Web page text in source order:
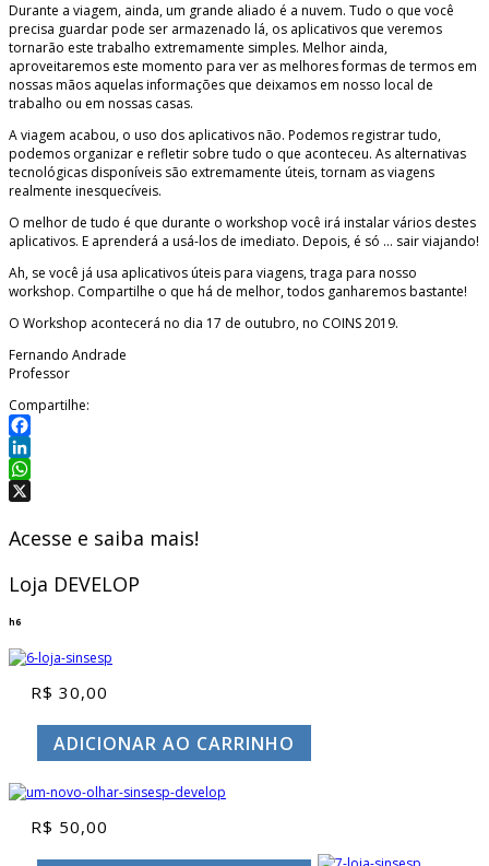
Durante a viagem, ainda, um grande aliado é a nuvem. Tudo o que você
precisa guardar pode ser armazenado lá, os aplicativos que veremos
tornarão este trabalho extremamente simples. Melhor ainda,
aproveitaremos este momento para ver as melhores formas de termos em
nossas mãos aquelas informações que deixamos em nosso local de
trabalho ou em nossas casas.
A viagem acabou, o uso dos aplicativos não. Podemos registrar tudo,
podemos organizar e refletir sobre tudo o que aconteceu. As alternativas
tecnológicas disponíveis são extremamente úteis, tornam as viagens
realmente inesquecíveis.
O melhor de tudo é que durante o workshop você irá instalar vários destes
aplicativos. E aprenderá a usá-los de imediato. Depois, é só … sair viajando!
Ah, se você já usa aplicativos úteis para viagens, traga para nosso
workshop. Compartilhe o que há de melhor, todos ganharemos bastante!
O Workshop acontecerá no dia 17 de outubro, no COINS 2019.
Fernando Andrade
Professor
Compartilhe:
Facebook
LinkedIn
WhatsApp
Acesse e saiba mais!
Loja DEVELOP
h6
R$ 30,00
ADICIONAR AO CARRINHO
R$ 50,00